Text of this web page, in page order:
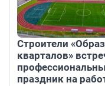
Строители
кварталов»
праздник на